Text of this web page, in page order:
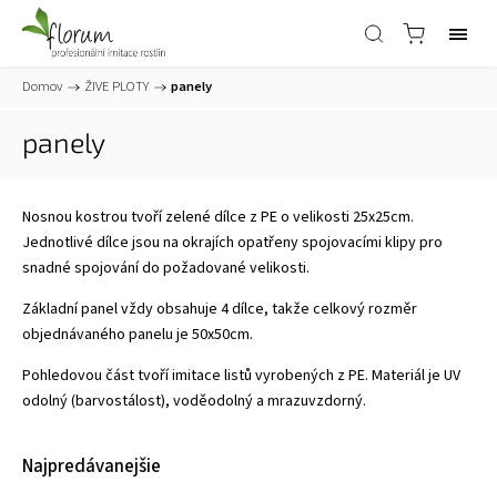
Domov / ŽIVE PLOTY / panely
panely
Nosnou kostrou tvoří zelené dílce z PE o velikosti 25x25cm.
Jednotlivé dílce jsou na okrajích opatřeny spojovacími klipy pro
snadné spojování do požadované velikosti.
Základní panel vždy obsahuje 4 dílce, takže celkový rozměr
objednávaného panelu je 50x50cm.
Pohledovou část tvoří imitace listů vyrobených z PE. Materiál je UV
odolný (barvostálost), voděodolný a mrazuvzdorný.
Najpredávanejšie